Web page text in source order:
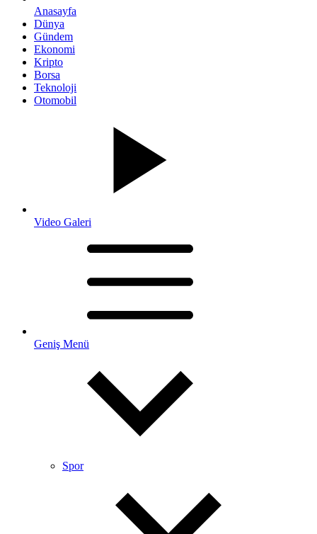
Anasayfa
Dünya
Gündem
Ekonomi
Kripto
Borsa
Teknoloji
Otomobil
Video Galeri
Geniş Menü
Spor